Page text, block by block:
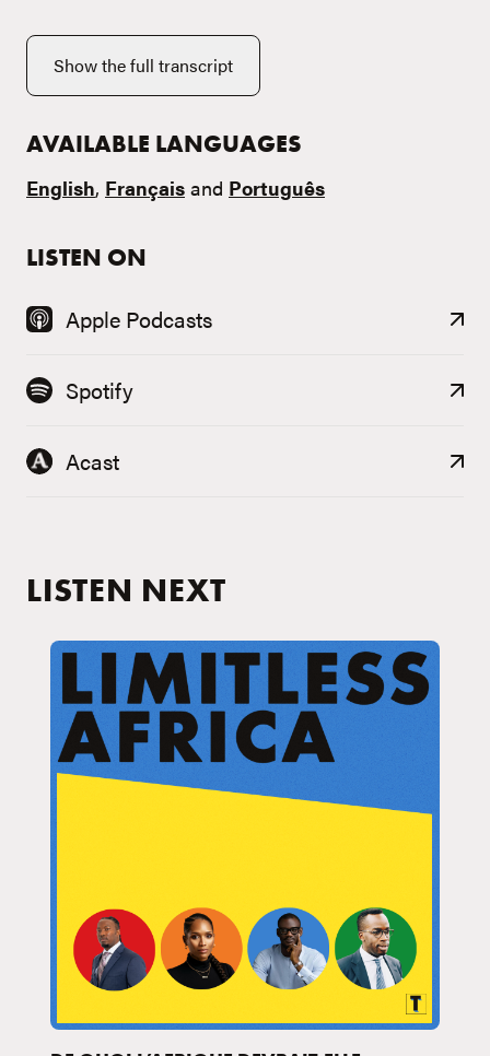
Show the full transcript
AVAILABLE LANGUAGES
English, Français and Português
LISTEN ON
Apple Podcasts
Spotify
Acast
LISTEN NEXT